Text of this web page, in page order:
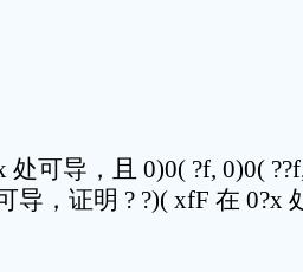
处可导，且 0)0( ?f, 0)0(
导，证明 ? ?)( xfF 在 0?x